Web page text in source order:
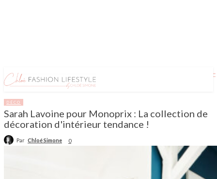
DÉCO
Sarah Lavoine pour Monoprix : La collection de
décoration d'intérieur tendance !
Par Chloé Simone 0